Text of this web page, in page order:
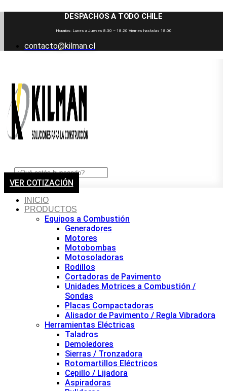
DESPACHOS A TODO CHILE
Horarios: Lunes a Jueves 8.30 – 18.20 Viernes hasta las 18.00
contacto@kilman.cl
VER COTIZACIÓN
INICIO
PRODUCTOS
Equipos a Combustión
Generadores
Motores
Motobombas
Motosoladoras
Rodillos
Cortadoras de Pavimento
Unidades Motrices a Combustión /
Sondas
Placas Compactadoras
Alisador de Pavimento / Regla Vibradora
Herramientas Eléctricas
Taladros
Demoledores
Sierras / Tronzadora
Rotomartillos Eléctricos
Cepillo / Lijadora
Aspiradoras